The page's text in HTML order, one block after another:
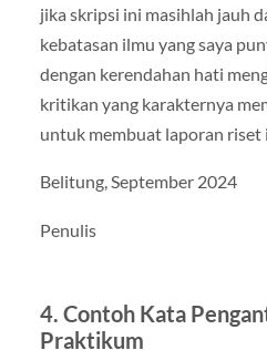
jika skripsi ini masihlah jauh
kebatasan ilmu yang saya
dengan kerendahan hati
kritikan yang karakternya
untuk membuat laporan riset
Belitung, September 2024
Penulis
4. Contoh Kata
Praktikum